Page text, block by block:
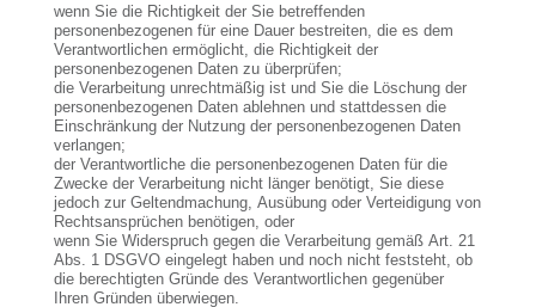
wenn Sie die Richtigkeit der Sie betreffenden
personenbezogenen für eine Dauer bestreiten, die es dem
Verantwortlichen ermöglicht, die Richtigkeit der
personenbezogenen Daten zu überprüfen;
die Verarbeitung unrechtmäßig ist und Sie die Löschung der
personenbezogenen Daten ablehnen und stattdessen die
Einschränkung der Nutzung der personenbezogenen Daten
verlangen;
der Verantwortliche die personenbezogenen Daten für die
Zwecke der Verarbeitung nicht länger benötigt, Sie diese
jedoch zur Geltendmachung, Ausübung oder Verteidigung von
Rechtsansprüchen benötigen, oder
wenn Sie Widerspruch gegen die Verarbeitung gemäß Art. 21
Abs. 1 DSGVO eingelegt haben und noch nicht feststeht, ob
die berechtigten Gründe des Verantwortlichen gegenüber
Ihren Gründen überwiegen.